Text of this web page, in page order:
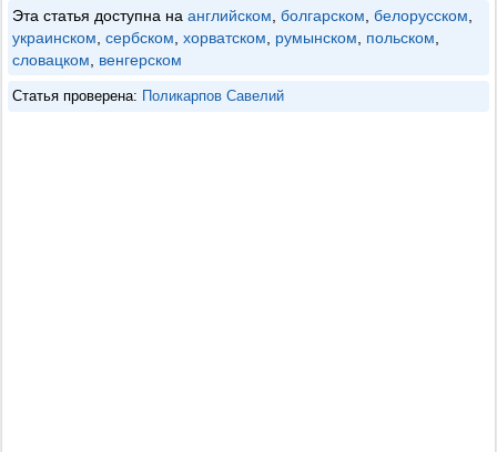
Эта статья доступна на английском болгарском белорусском
украинском сербском хорватском румынском польском
словацком
венгерском
Статья проверена: Поликарпов Савелий